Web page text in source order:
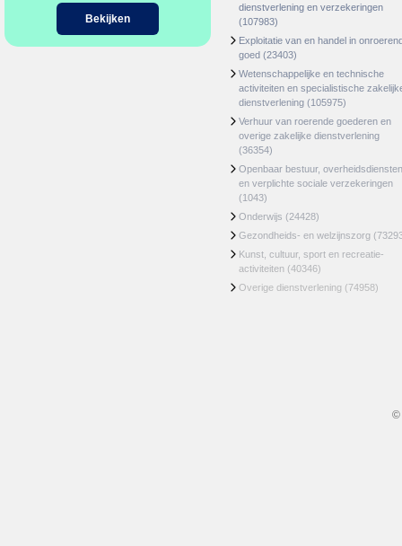
Bekijken
dienstverlening en verzekeringen
(107983)
Exploitatie van en handel in
goed (23403)
Wetenschappelijke en technische
activiteiten en specialistische
dienstverlening (105975)
Verhuur van roerende goederen en
overige zakelijke dienstverlening
(36354)
Openbaar bestuur, overheidsdiensten
en verplichte sociale verzekeringen
(1043)
Onderwijs (24428)
Gezondheids- en welzijnszorg
Kunst, cultuur, sport en recreatie-
activiteiten (40346)
Overige dienstverlening (74958)
©